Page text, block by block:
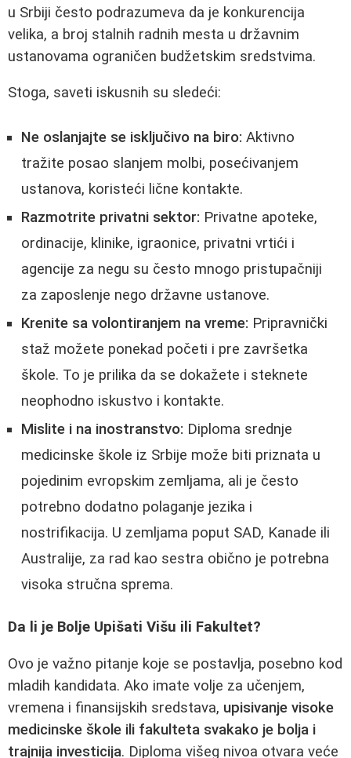
u Srbiji često podrazumeva da je konkurencija
velika, a broj stalnih radnih mesta u državnim
ustanovama ograničen budžetskim sredstvima.
Stoga, saveti iskusnih su sledeći:
Ne oslanjajte se isključivo na biro: Aktivno
tražite posao slanjem molbi, posećivanjem
ustanova, koristeći lične kontakte.
Razmotrite privatni sektor: Privatne apoteke,
ordinacije, klinike, igraonice, privatni vrtići i
agencije za negu su često mnogo pristupačniji
za zaposlenje nego državne ustanove.
Krenite sa volontiranjem na vreme: Pripravnički
staž možete ponekad početi i pre završetka
škole. To je prilika da se dokažete i steknete
neophodno iskustvo i kontakte.
Mislite i na inostranstvo: Diploma srednje
medicinske škole iz Srbije može biti priznata u
pojedinim evropskim zemljama, ali je često
potrebno dodatno polaganje jezika i
nostrifikacija. U zemljama poput SAD, Kanade ili
Australije, za rad kao sestra obično je potrebna
visoka stručna sprema.
Da li je Bolje Upišati Višu ili Fakultet?
Ovo je važno pitanje koje se postavlja, posebno kod
mladih kandidata. Ako imate volje za učenjem,
vremena i finansijskih sredstava, upisivanje visoke
medicinske škole ili fakulteta svakako je bolja i
trajnija investicija. Diploma višeg nivoa otvara veće